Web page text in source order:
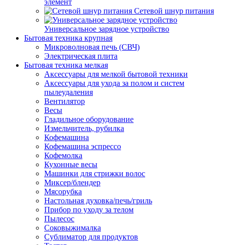
элемент
Сетевой шнур питания
Универсальное зарядное устройство
Бытовая техника крупная
Микроволновая печь (СВЧ)
Электрическая плита
Бытовая техника мелкая
Аксессуары для мелкой бытовой техники
Аксессуары для ухода за полом и систем
пылеудаления
Вентилятор
Весы
Гладильное оборудование
Измельчитель, рубилка
Кофемашина
Кофемашина эспрессо
Кофемолка
Кухонные весы
Машинки для стрижки волос
Миксер/блендер
Мясорубка
Настольная духовка/печь/гриль
Прибор по уходу за телом
Пылесос
Соковыжималка
Сублиматор для продуктов